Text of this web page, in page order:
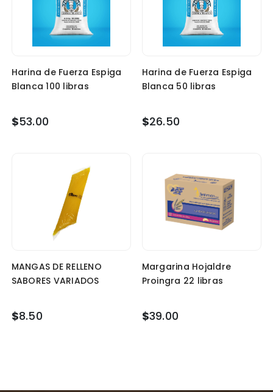
Harina de Fuerza Espiga
Blanca 100 libras
$53.00
Harina de Fuerza Espiga
Blanca 50 libras
$26.50
MANGAS DE RELLENO
SABORES VARIADOS
$8.50
Margarina Hojaldre
Proingra 22 libras
$39.00